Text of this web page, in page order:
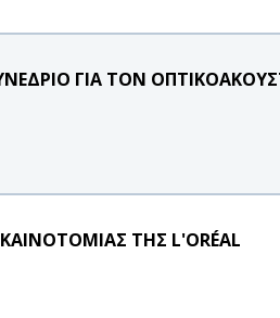
ΓΙΑ ΤΟΝ
ΤΗΣ L'ORÉAL